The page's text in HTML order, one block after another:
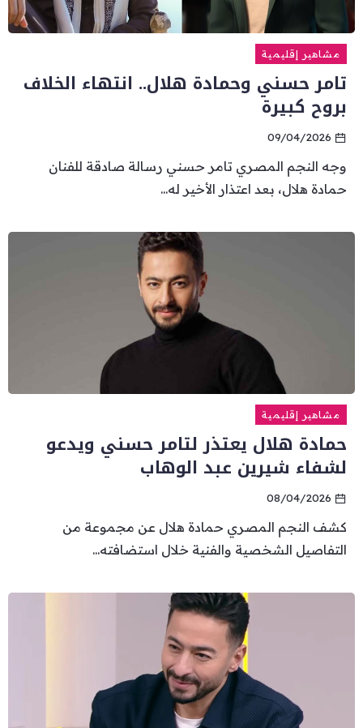
مشاهير إقليمية
تامر حسني وحمادة هلال.. انتهاء الخلاف
بروح كبيرة
09/04/2026
وجه النجم المصري تامر حسني رسالة صادقة للفنان
حمادة هلال، بعد اعتذار الأخير له...
مشاهير إقليمية
حمادة هلال يعتذر لتامر حسني ويدعو
لشفاء شيرين عبد الوهاب
08/04/2026
كشف النجم المصري حمادة هلال عن مجموعة من
التفاصيل الشخصية والفنية خلال استضافته...